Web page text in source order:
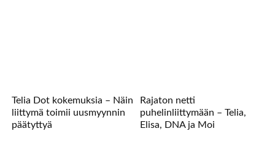
Telia Dot kokemuksia – Näin
liittymä toimii uusmyynnin
päätyttyä
Rajaton netti
puhelinliittymään – Telia,
Elisa, DNA ja Moi